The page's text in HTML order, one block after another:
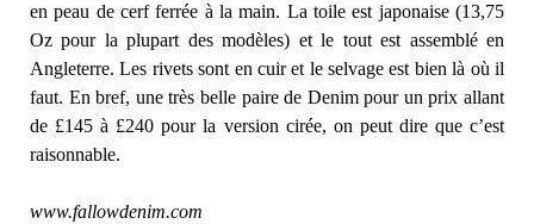
en peau de cerf ferrée à la main. La toile est japonaise (13,75
Oz pour la plupart des modèles) et le tout est assemblé en
Angleterre. Les rivets sont en cuir et le selvage est bien là où il
faut. En bref, une très belle paire de Denim pour un prix allant
de £145 à £240 pour la version cirée, on peut dire que c’est
raisonnable.
www.fallowdenim.com